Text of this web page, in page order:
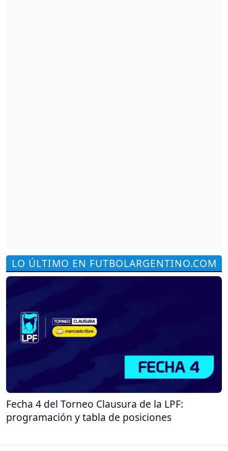
LO ÚLTIMO EN FUTBOLARGENTINO.COM
Fecha 4 del Torneo Clausura de la LPF:
programación y tabla de posiciones